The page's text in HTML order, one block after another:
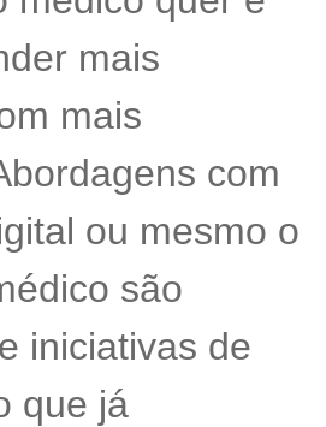
mais
mais
com
ou mesmo o
são
iniciativas de
que já